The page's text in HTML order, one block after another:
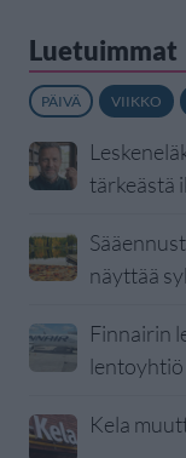
Luetuimmat
PÄIVÄ VIIKKO
tärkeästä
näyttää
Finnairin
Kela